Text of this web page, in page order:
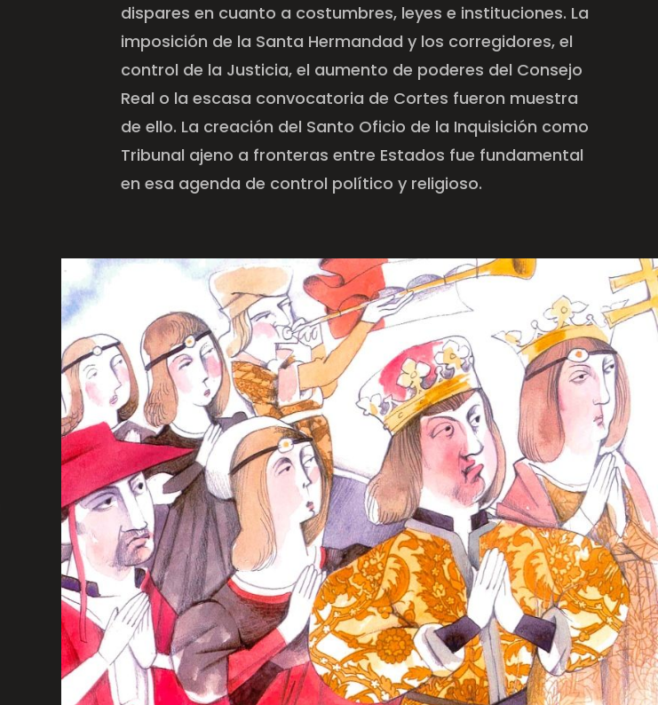
dispares en cuanto a costumbres, leyes e instituciones. La
imposición de la Santa Hermandad y los corregidores, el
control de la Justicia, el aumento de poderes del Consejo
Real o la escasa convocatoria de Cortes fueron muestra
de ello. La creación del Santo Oficio de la Inquisición como
Tribunal ajeno a fronteras entre Estados fue fundamental
en esa agenda de control político y religioso.